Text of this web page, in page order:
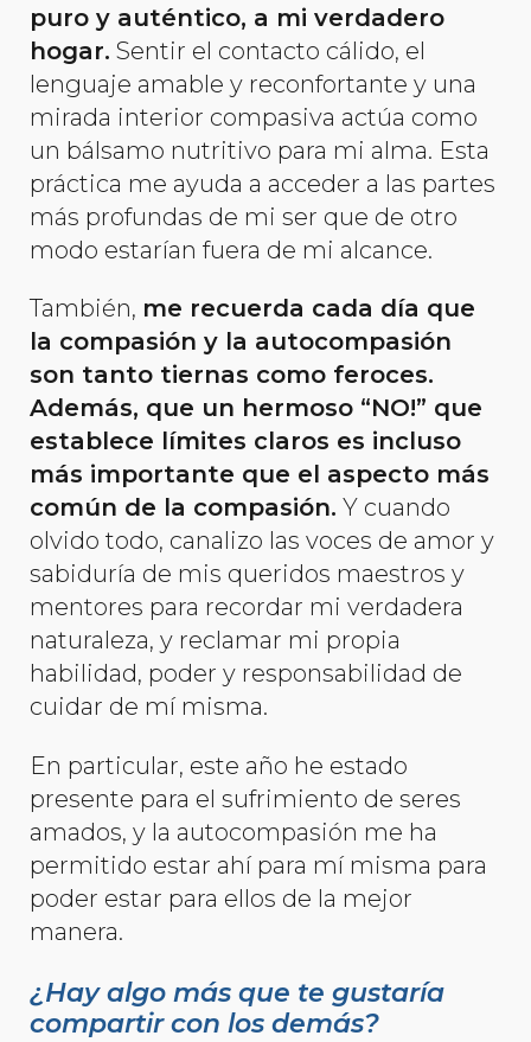
puro y auténtico, a mi verdadero
hogar. Sentir el contacto cálido, el
lenguaje amable y reconfortante y una
mirada interior compasiva actúa como
un bálsamo nutritivo para mi alma. Esta
práctica me ayuda a acceder a las partes
más profundas de mi ser que de otro
modo estarían fuera de mi alcance.
También, me recuerda cada día que
la compasión y la autocompasión
son tanto tiernas como feroces.
Además, que un hermoso “NO!” que
establece límites claros es incluso
más importante que el aspecto más
común de la compasión. Y cuando
olvido todo, canalizo las voces de amor y
sabiduría de mis queridos maestros y
mentores para recordar mi verdadera
naturaleza, y reclamar mi propia
habilidad, poder y responsabilidad de
cuidar de mí misma.
En particular, este año he estado
presente para el sufrimiento de seres
amados, y la autocompasión me ha
permitido estar ahí para mí misma para
poder estar para ellos de la mejor
manera.
¿Hay algo más que te gustaría
compartir con los demás?